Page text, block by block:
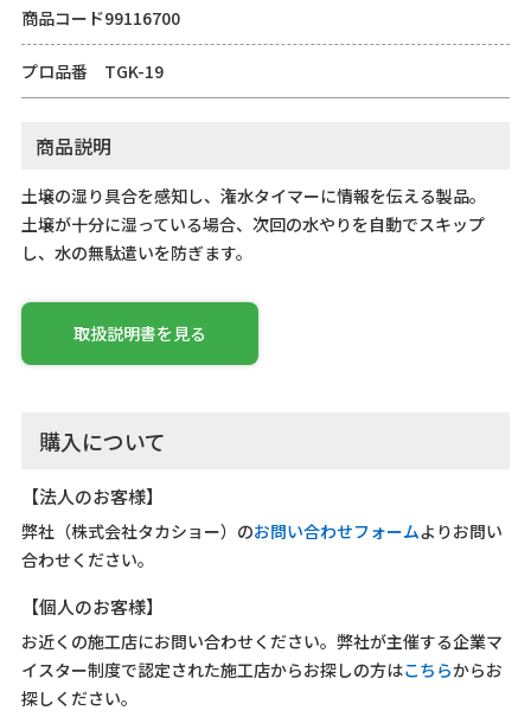
商品コード99116700
プロ品番 TGK-19
商品説明
土壌の湿り具合を感知し、潅水タイマーに情報を伝える製品。
土壌が十分に湿っている場合、次回の水やりを自動でスキップ
し、水の無駄遣いを防ぎます。
取扱説明書を見る
購入について
【法人のお客様】
弊社（株式会社タカショー）のお問い合わせフォームよりお問い
合わせください。
【個人のお客様】
お近くの施工店にお問い合わせください。弊社が主催する企業マ
イスター制度で認定された施工店からお探しの方はこちらからお
探しください。